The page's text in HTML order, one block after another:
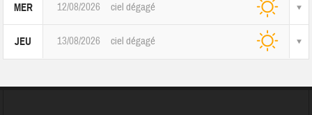
MER 12/08/2026 ciel dégagé
JEU 13/08/2026 ciel dégagé